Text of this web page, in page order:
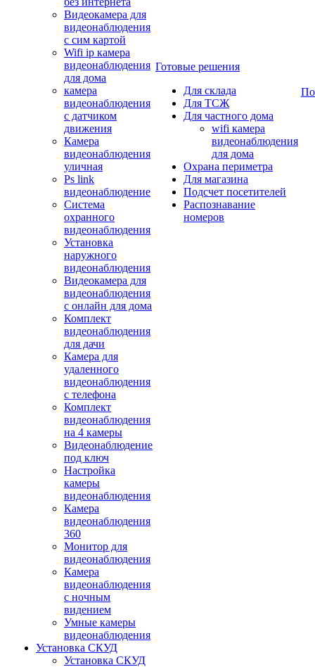
Видеокамера для
видеонаблюдения
с сим картой
Wifi ip камера
видеонаблюдения
для дома
камера
видеонаблюдения
с датчиком
движения
Камера
видеонаблюдения
уличная
Ps link
видеонаблюдение
Система
охранного
видеонаблюдения
Установка
наружного
видеонаблюдения
Видеокамера для
видеонаблюдения
с онлайн для дома
Комплект
видеонаблюдения
для дачи
Камера для
удаленного
видеонаблюдения
с телефона
Комплект
видеонаблюдения
на 4 камеры
Видеонаблюдение
под ключ
Настройка
камеры
видеонаблюдения
Камера
видеонаблюдения
360
Монитор для
видеонаблюдения
Камера
видеонаблюдения
с ночным
видением
Умные камеры
видеонаблюдения
Установка СКУД
Установка СКУД
Готовые решения
Для склада
Для ТСЖ
Для частного дома
wifi камера
видеонаблюдения
для дома
Охрана периметра
Для магазина
Подсчет посетителей
Распознавание
номеров